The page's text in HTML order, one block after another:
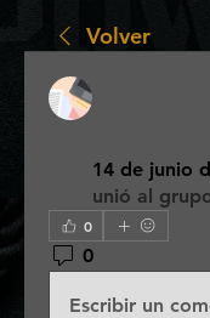
Volver
14 de junio
unió al
0
0
Escribir un